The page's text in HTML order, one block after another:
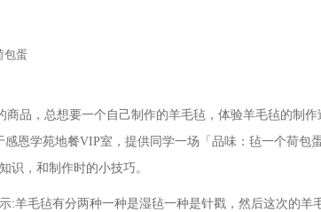
包蛋
商品，总想要一个自己制作的羊毛毡，体验羊毛毡的制
感恩学苑地餐VIP室，提供同学一场「品味：毡一个荷
识，和制作时的小技巧。
:羊毛毡有分两种一种是湿毡一种是针戳，然后这次的